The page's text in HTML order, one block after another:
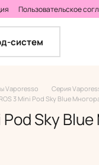
Пользовательское
систем
Vaporesso
Серия
3 Mini Pod Sky Blue
Sky